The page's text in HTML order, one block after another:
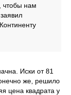
чтобы нам
Иски от 81
же, решило
цена квадрата у